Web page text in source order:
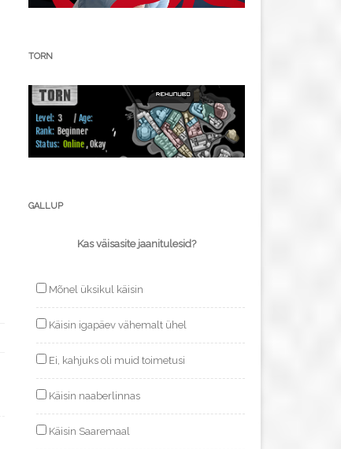
TORN
GALLUP
Kas väisasite jaanitulesid?
Mõnel üksikul käisin
Käisin igapäev vähemalt ühel
Ei, kahjuks oli muid toimetusi
Käisin naaberlinnas
Käisin Saaremaal